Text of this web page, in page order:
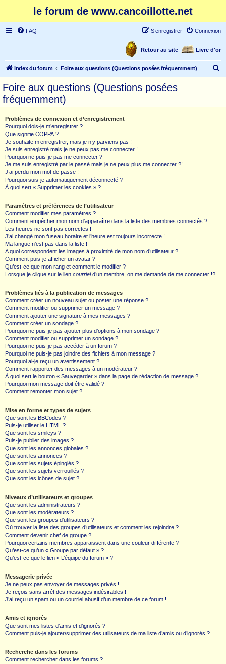
le forum de www.cancoillotte.net
FAQ Connexion
S’enregistrer
Livre d'or
Retour au site
Index du forum Foire aux questions (Questions posées fréquemment)
Foire aux questions (Questions posées
fréquemment)
Problèmes de connexion et d’enregistrement
Pourquoi dois-je m’enregistrer ?
Que signifie COPPA ?
Je souhaite m’enregistrer, mais je n’y parviens pas !
Je suis enregistré mais je ne peux pas me connecter !
Pourquoi ne puis-je pas me connecter ?
Je me suis enregistré par le passé mais je ne peux plus me connecter ?!
J’ai perdu mon mot de passe !
Pourquoi suis-je automatiquement déconnecté ?
À quoi sert « Supprimer les cookies » ?
Paramètres et préférences de l’utilisateur
Comment modifier mes paramètres ?
Comment empêcher mon nom d’apparaître dans la liste des membres connectés ?
Les heures ne sont pas correctes !
J’ai changé mon fuseau horaire et l’heure est toujours incorrecte !
Ma langue n’est pas dans la liste !
A quoi correspondent les images à proximité de mon nom d’utilisateur ?
Comment puis-je afficher un avatar ?
Qu’est-ce que mon rang et comment le modifier ?
Lorsque je clique sur le lien courrield’un membre, on me demande de me connecter !?
Problèmes liés à la publication de messages
Comment créer un nouveau sujet ou poster une réponse ?
Comment modifier ou supprimer un message ?
Comment ajouter une signature à mes messages ?
Comment créer un sondage ?
Pourquoi ne puis-je pas ajouter plus d’options à mon sondage ?
Comment modifier ou supprimer un sondage ?
Pourquoi ne puis-je pas accéder à un forum ?
Pourquoi ne puis-je pas joindre des fichiers à mon message ?
Pourquoi ai-je reçu un avertissement ?
Comment rapporter des messages à un modérateur ?
À quoi sert le bouton « Sauvegarder » dans la page de rédaction de message ?
Pourquoi mon message doit être validé ?
Comment remonter mon sujet ?
Mise en forme et types de sujets
Que sont les BBCodes ?
Puis-je utiliser le HTML ?
Que sont les smileys ?
Puis-je publier des images ?
Que sont les annonces globales ?
Que sont les annonces ?
Que sont les sujets épinglés ?
Que sont les sujets verrouillés ?
Que sont les icônes de sujet ?
Niveaux d’utilisateurs et groupes
Que sont les administrateurs ?
Que sont les modérateurs ?
Que sont les groupes d’utilisateurs ?
Où trouver la liste des groupes d’utilisateurs et comment les rejoindre ?
Comment devenir chef de groupe ?
Pourquoi certains membres apparaissent dans une couleur différente ?
Qu’est-ce qu’un « Groupe par défaut » ?
Qu’est-ce que le lien « L’équipe du forum » ?
Messagerie privée
Je ne peux pas envoyer de messages privés !
Je reçois sans arrêt des messages indésirables !
J’ai reçu un spam ou un courriel abusif d’un membre de ce forum !
Amis et ignorés
Que sont mes listes d’amis et d’ignorés ?
Comment puis-je ajouter/supprimer des utilisateurs de ma liste d’amis ou d’ignorés ?
Recherche dans les forums
Comment rechercher dans les forums ?